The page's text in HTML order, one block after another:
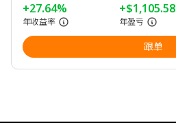
+27.64%
年收益率
+$1,105.58
年盈亏
跟单